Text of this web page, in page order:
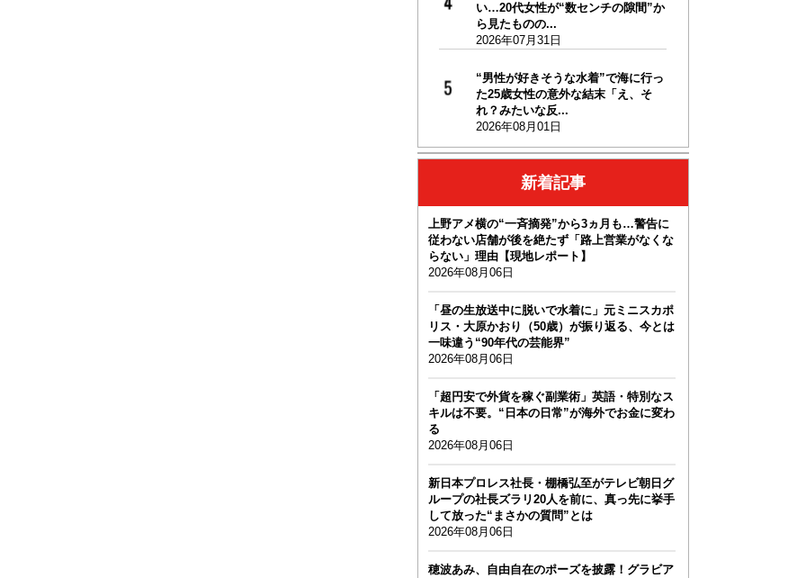
い…20代女性が“数センチの隙間”か
ら見たものの...
2026年07月31日
“男性が好きそうな水着”で海に行っ
た25歳女性の意外な結末「え、そ
れ？みたいな反...
2026年08月01日
新着記事
上野アメ横の“一斉摘発”から3ヵ月も…警告に
従わない店舗が後を絶たず「路上営業がなくな
らない」理由【現地レポート】
2026年08月06日
「昼の生放送中に脱いで水着に」元ミニスカポ
リス・大原かおり（50歳）が振り返る、今とは
一味違う“90年代の芸能界”
2026年08月06日
「超円安で外貨を稼ぐ副業術」英語・特別なス
キルは不要。“日本の日常”が海外でお金に変わ
る
2026年08月06日
新日本プロレス社長・棚橋弘至がテレビ朝日グ
ループの社長ズラリ20人を前に、真っ先に挙手
して放った“まさかの質問”とは
2026年08月06日
穂波あみ、自由自在のポーズを披露！グラビア